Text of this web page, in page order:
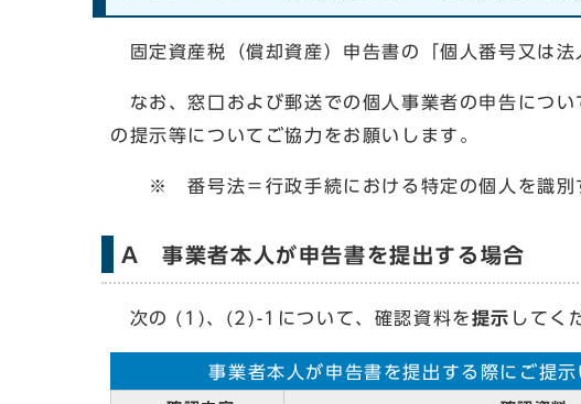
固定資産税（償却資産）申告書の「個人番号又は
なお、窓口および郵送での個人事業者の申告につ
の提示等についてご協力をお願いします。
※ 番号法＝行政手続における特定の個人を識別す
A 事業者本人が申告書を提出する場合
次の (1)、(2)-1について、確認資料を提示 してく
事業者本人が申告書を提出する際にご提